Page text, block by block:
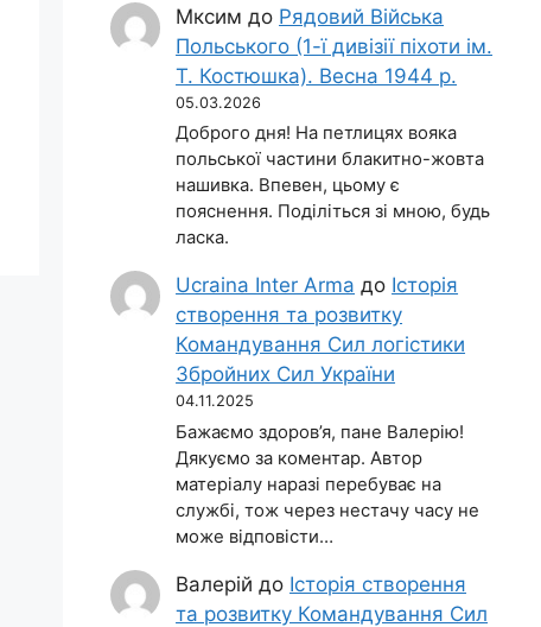
Мксим до Рядовий Війська
Польського (1-ї дивізії піхоти ім.
Т. Костюшка). Весна 1944 р.
05.03.2026
Доброго дня! На петлицях вояка
польської частини блакитно-жовта
нашивка. Впевен, цьому є
пояснення. Поділіться зі мною, будь
ласка.
Ucraina Inter Arma до Історія
створення та розвитку
Командування Сил логістики
Збройних Сил України
04.11.2025
Бажаємо здоров’я, пане Валерію!
Дякуємо за коментар. Автор
матеріалу наразі перебуває на
службі, тож через нестачу часу не
може відповісти…
Валерій до Історія створення
та розвитку Командування Сил